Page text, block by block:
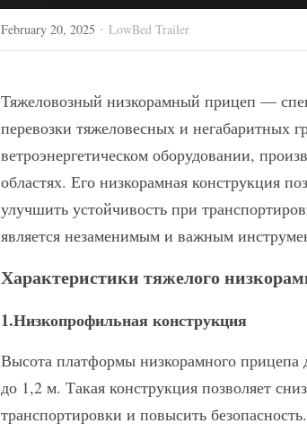
February 20, 2025 · LowBed Trailer
Тяжеловозный низкорамный прицеп —
перевозки тяжеловесных и негабаритных
ветроэнергетическом оборудовании,
областях. Его низкорамная конструкция
улучшить устойчивость при
является незаменимым и важным
Характеристики тяжелого
1.Низкопрофильная конструкция
Высота платформы низкорамного прицепа
до 1,2 м. Такая конструкция позволяет
транспортировки и повысить безопасность.